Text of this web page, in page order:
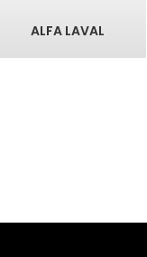
ALFA LAVAL